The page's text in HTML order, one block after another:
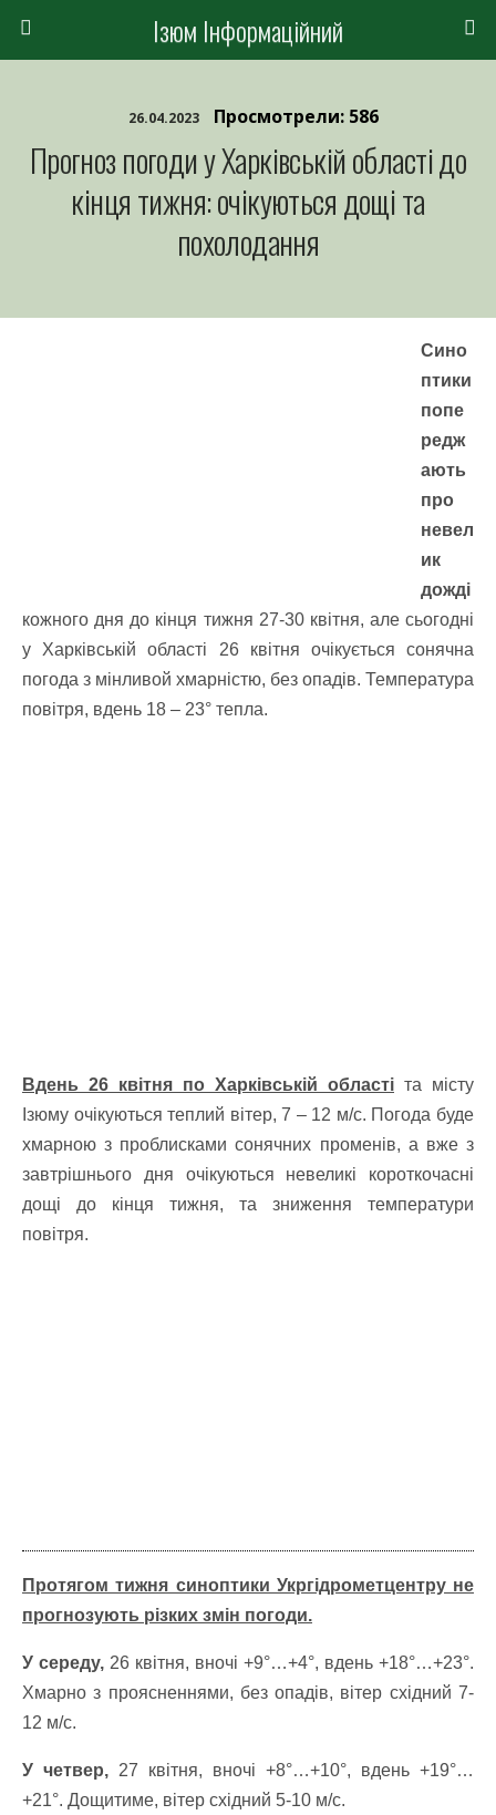
Ізюм Інформаційний
26.04.2023 Просмотрели: 586
Прогноз погоди у Харківській області до
кінця тижня: очікуються дощі та
похолодання
Сино
птики
попе
редж
ають
про
невел
ик
дожді
кожного дня до кінця тижня 27-30 квітня, але сьогодні
у Харківській області 26 квітня очікується сонячна
погода з мінливой хмарністю, без опадів. Температура
повітря, вдень 18 – 23° тепла.
Вдень 26 квітня по Харківській області та місту
Ізюму очікуються теплий вітер, 7 – 12 м/с. Погода буде
хмарною з проблисками сонячних променів, а вже з
завтрішнього дня очікуються невеликі короткочасні
дощі до кінця тижня, та зниження температури
повітря.
Протягом тижня синоптики Укргідрометцентру не
прогнозують різких змін погоди.
У середу, 26 квітня, вночі +9°…+4°, вдень +18°…+23°.
Хмарно з проясненнями, без опадів, вітер східний 7-
12 м/с.
У четвер, 27 квітня, вночі +8°…+10°, вдень +19°…
+21°. Дощитиме, вітер східний 5-10 м/с.